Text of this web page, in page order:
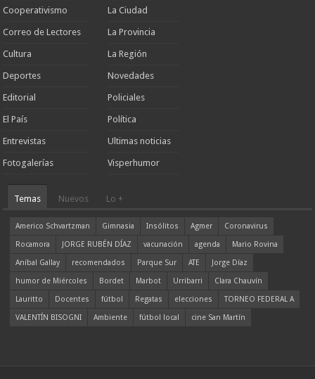
Cooperativismo
Correo de Lectores
Cultura
Deportes
Editorial
El País
Entrevistas
Fotogalerías
La Ciudad
La Provincia
La Región
Novedades
Policiales
Política
Ultimas noticias
Visperhumor
Temas Nuevos Lo +
Americo Schvartzman Gimnasia Insólitos Agmer
Coronavirus
Rocamora
JORGE RUBÉN DÍAZ vacunación agenda
Mario Rovina
Aníbal Gallay
recomendados Parque Sur ATE
Jorge Díaz
humor de Miércoles
Bordet Marbot Urribarri
Clara Chauvín
Lauritto
Docentes fútbol Regatas elecciones
TORNEO FEDERAL A
VALENTÍN BISOGNI
Ambiente fútbol local cine San Martín